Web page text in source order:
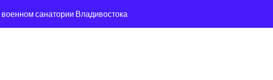
военные изымают спирт «для защиты Отечества»